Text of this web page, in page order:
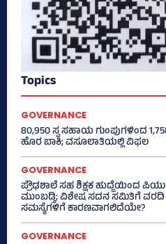
Topics
GOVERNANCE
80,950 ಸ್ವ ಸಹಾಯ ಗುಂಪುಗಳಿಂದ
ಹೊರ ಬಾಕಿ; ವಸೂಲಾತಿಯಲ್ಲಿ ವಿಫಲ
GOVERNANCE
ಪ್ರೌಢಶಾಲೆ ಸಹ ಶಿಕ್ಷಕ ಹುದ್ದೆಯಿಂದ
ಮುಂಬಡ್ತಿ; ವಿಶೇಷ ಸದನ ಸಮಿತಿಗೆ ವರದಿ
ಸಮಸ್ಯೆಗಳಿಗೆ ಕಾರಣವಾಗಲಿದೆಯೇ?
GOVERNANCE